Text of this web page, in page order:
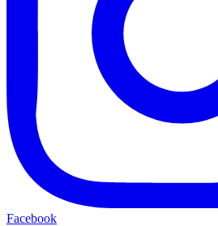
Facebook